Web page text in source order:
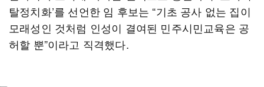
탈정치화’를 선언한 임 후보는 “기초 공사 없는 집이
모래성인 것처럼 인성이 결여된 민주시민교육은 공
허할 뿐”이라고 직격했다.